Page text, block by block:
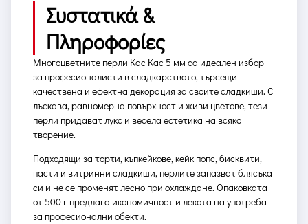
Συστατικά &
Πληροφορίες
Многоцветните перли Кас Кас 5 мм са идеален избор
за професионалисти в сладкарството, търсещи
качествена и ефектна декорация за своите сладкиши. С
лъскава, равномерна повърхност и живи цветове, тези
перли придават лукс и весела естетика на всяко
творение.
Подходящи за торти, къпкейкове, кейк попс, бисквити,
пасти и витринни сладкиши, перлите запазват блясъка
си и не се променят лесно при охлаждане. Опаковката
от 500 г предлага икономичност и лекота на употреба
за професионални обекти.